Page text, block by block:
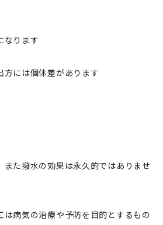
なります
方には個体差があります
また撥水の効果は永久的ではありませ
は病気の治療や予防を目的とするもの